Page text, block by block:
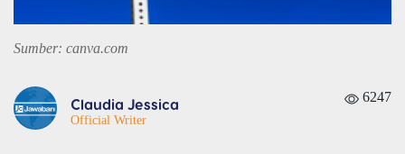
Sumber: canva.com
Claudia Jessica
Official Writer
6247